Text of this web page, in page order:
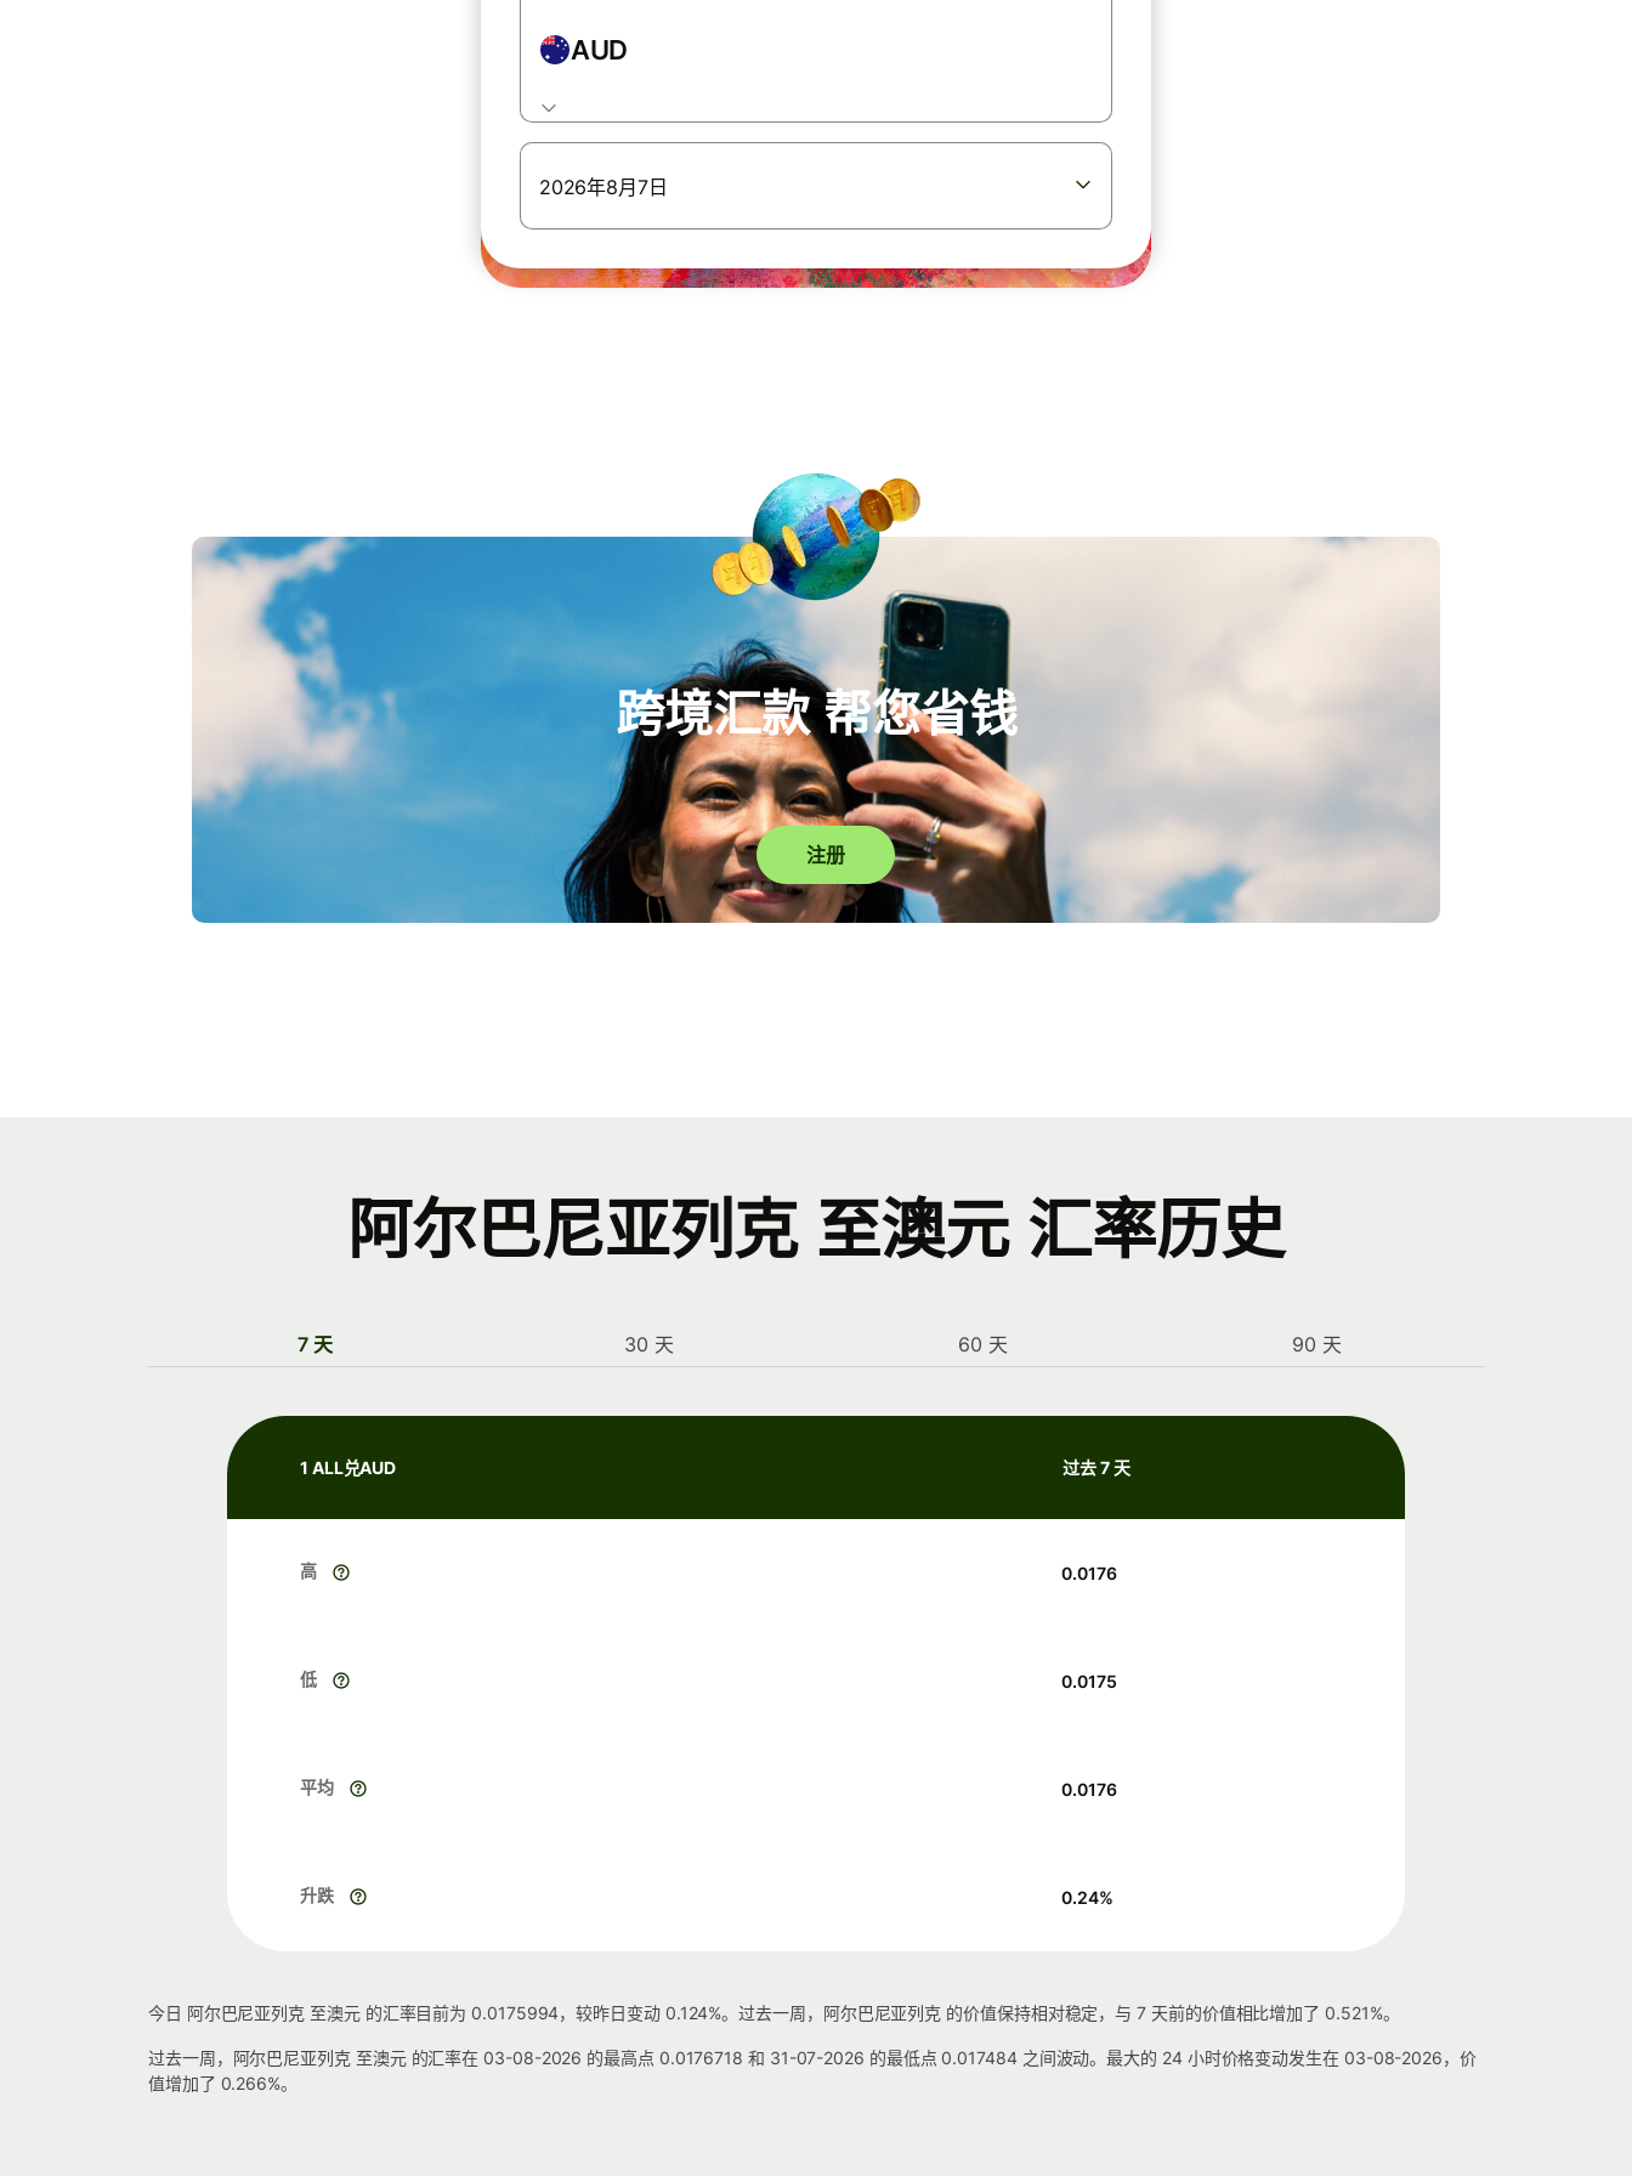
AUD
2026年8月7日
跨境汇款 帮您省钱
注册
阿尔巴尼亚列克 至澳元 汇率历史
7 天 30 天 60 天 90 天
1 ALL兑AUD 过去 7 天
高 0.0176
低 0.0175
平均 0.0176
升跌 0.24%
今日 阿尔巴尼亚列克 至澳元 的汇率目前为 0.0175994，较昨日变动 0.124%。过去一周，阿尔巴尼亚列克 的价值保持相对稳定，与 7 天前的价值相比增加了 0.521%。
过去一周，阿尔巴尼亚列克 至澳元 的汇率在 03-08-2026 的最高点 0.0176718 和 31-07-2026 的最低点 0.017484 之间波动。最大的 24 小时价格变动发生在 03-08-2026，价
值增加了 0.266%。